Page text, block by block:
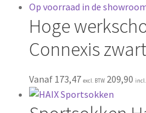
Op voorraad in de
Hoge
Connexis zwart
Vanaf 173,47 excl. BTW 209,90 incl.